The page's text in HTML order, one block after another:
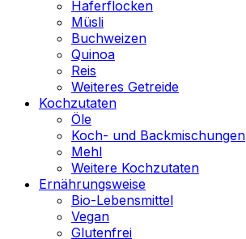
Haferflocken
Müsli
Buchweizen
Quinoa
Reis
Weiteres Getreide
Kochzutaten
Öle
Koch- und Backmischungen
Mehl
Weitere Kochzutaten
Ernährungsweise
Bio-Lebensmittel
Vegan
Glutenfrei